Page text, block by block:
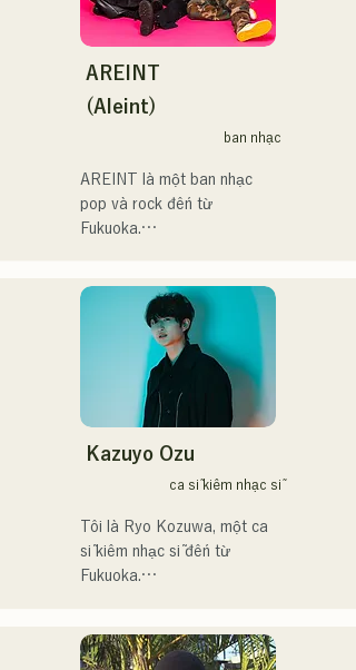
DJ、金鷲旗、山笠関連イベ
ント、地域イベント、
summit)、福岡市武道館オー
プニング記念イベント,結婚
式様々な分野で活動。
す。
アーティストの日本人父と
アメリカ人母から生まれた
的に活動を行っている。
2025年11月22日にはファー
催。
Hãy cùng thưởng thức
những bài hát vui nhộn
nhưng cũng có phần u sầu
của họ dựa trên tiểu thuyết!
AREINT
(Aleint)
ban nhạc
AREINT là một ban nhạc
pop và rock đến từ
Fukuoka.
hát mạnh mẽ, trẻ trung và
độc đáo của tay bass
SEIYA và tay trống SHO,
tạo nên một âm thanh rock
bắt tai nhưng quen thuộc,
mang đậm dấu ấn riêng của
AREINT.
nhạc nền mở đầu cho
chương trình "KBC Radio
Hawks Live 2024".
Kazuyo Ozu
ca sĩ kiêm nhạc sĩ
Tôi là Ryo Kozuwa, một ca
sĩ kiêm nhạc sĩ đến từ
Fukuoka.
động ở Tokyo, biểu diễn